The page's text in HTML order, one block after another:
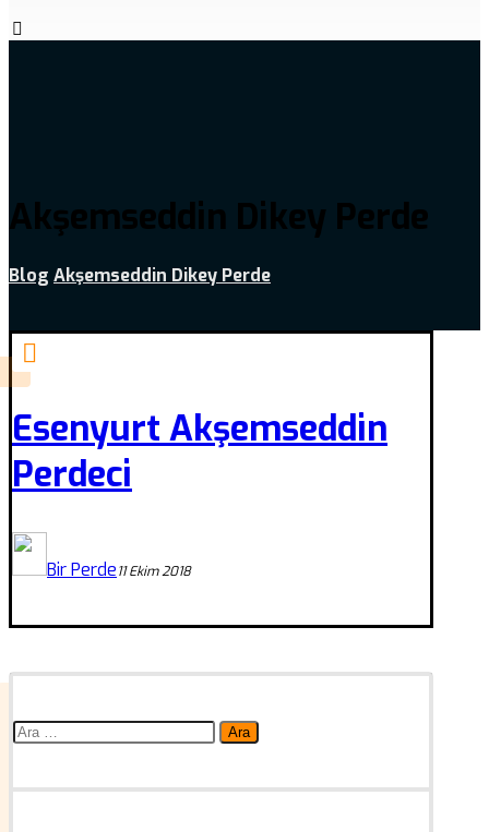
Akşemseddin Dikey Perde
Blog Akşemseddin Dikey Perde
Esenyurt Akşemseddin
Perdeci
Bir Perde11 Ekim 2018
Arama: